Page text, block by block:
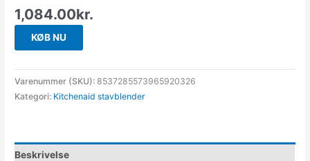
1,084.00kr.
KØB NU
Varenummer (SKU):8537285573965920326
Kategori: Kitchenaid stavblender
Beskrivelse